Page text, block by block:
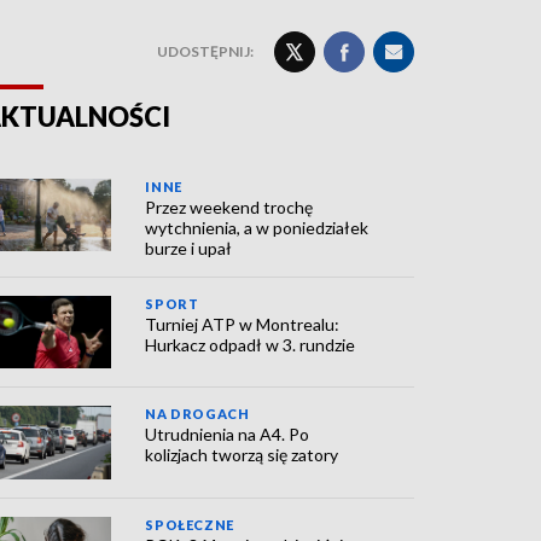
UDOSTĘPNIJ:
INNE
Przez weekend trochę
wytchnienia, a w poniedziałek
burze i upał
SPORT
Turniej ATP w Montrealu:
Hurkacz odpadł w 3. rundzie
NA DROGACH
Utrudnienia na A4. Po
kolizjach tworzą się zatory
SPOŁECZNE